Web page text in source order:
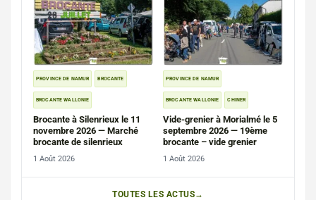
PROVINCE DE NAMUR BROCANTE
BROCANTE WALLONIE
Brocante à Silenrieux le 11
novembre 2026 — Marché
brocante de silenrieux
1 Août 2026
PROVINCE DE NAMUR
BROCANTE WALLONIE CHINER
Vide-grenier à Morialmé le 5
septembre 2026 — 19ème
brocante – vide grenier
1 Août 2026
TOUTES LES ACTUS